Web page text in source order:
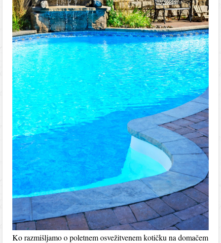
Ko razmišljamo o poletnem osvežitvenem kotičku na domačem